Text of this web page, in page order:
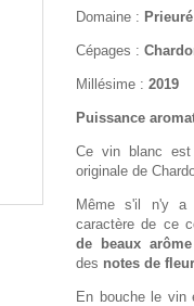
Domaine :
Cépages :
Millésime : 2019
Puissance
Ce vin blanc
originale de
Même s'il n'y a
caractère de ce
de beaux
des notes de
En bouche le vin